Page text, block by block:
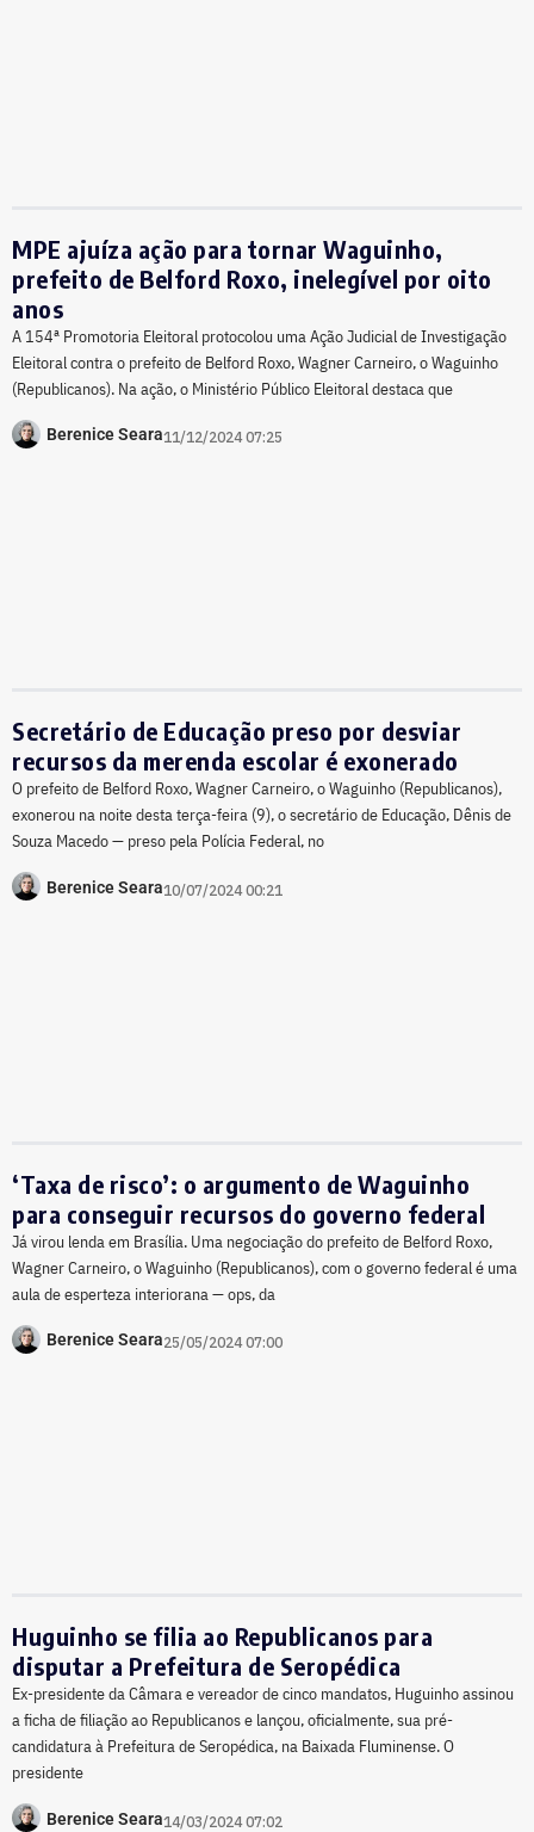
MPE ajuíza ação para tornar Waguinho,
prefeito de Belford Roxo, inelegível por oito
anos
A 154ª Promotoria Eleitoral protocolou uma Ação Judicial de Investigação
Eleitoral contra o prefeito de Belford Roxo, Wagner Carneiro, o Waguinho
(Republicanos). Na ação, o Ministério Público Eleitoral destaca que
Berenice Seara11/12/2024 07:25
Secretário de Educação preso por desviar
recursos da merenda escolar é exonerado
O prefeito de Belford Roxo, Wagner Carneiro, o Waguinho (Republicanos),
exonerou na noite desta terça-feira (9), o secretário de Educação, Dênis de
Souza Macedo — preso pela Polícia Federal, no
Berenice Seara10/07/2024 00:21
‘Taxa de risco’: o argumento de Waguinho
para conseguir recursos do governo federal
Já virou lenda em Brasília. Uma negociação do prefeito de Belford Roxo,
Wagner Carneiro, o Waguinho (Republicanos), com o governo federal é uma
aula de esperteza interiorana — ops, da
Berenice Seara25/05/2024 07:00
Huguinho se filia ao Republicanos para
disputar a Prefeitura de Seropédica
Ex-presidente da Câmara e vereador de cinco mandatos, Huguinho assinou
a ficha de filiação ao Republicanos e lançou, oficialmente, sua pré-
candidatura à Prefeitura de Seropédica, na Baixada Fluminense. O
presidente
Berenice Seara14/03/2024 07:02